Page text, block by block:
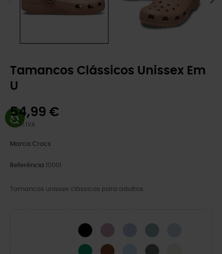
Tamancos Clássicos Unissex Em
U
54,99 €
Com IVA
Marca Crocs
Referência 10001
Tamancos unissex clássicos para adultos.
BLACK HydrangeaMystic Purple
Pond
Green IvyCognac Blue FrostCinza Ardósia